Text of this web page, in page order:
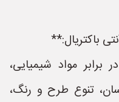
برابر مواد شیمیایی،
تنوع طرح و رنگ،